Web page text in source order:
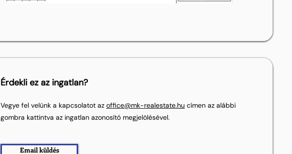
Érdekli ez az ingatlan?
Vegye fel velünk a kapcsolatot az office@mk-realestate.hu címen az alábbi
gombra kattintva az ingatlan azonosító megjelölésével.
Email küldés